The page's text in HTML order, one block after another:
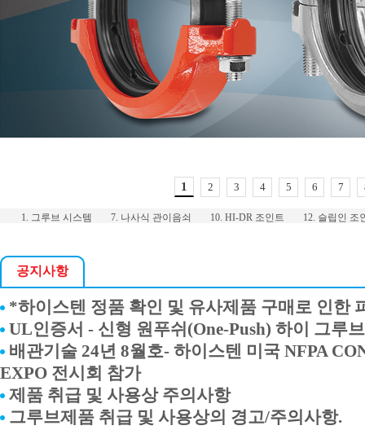
1 2 3 4 5 6 7
1. 그루브 시스템 7. 나사식 관이음쇠 10. HI-DR 조인트 12. 슬립인 조
공지사항
*하이스텐 정품 확인 및 유사제품 구매로 인한
UL인증서 - 신형 원푸쉬(One-Push) 하이 그루
배관기술 24년 8월호- 하이스텐 미국 NFPA
EXPO 전시회 참가
제품 취급 및 사용상 주의사항
그루브제품 취급 및 사용상의 경고/주의사항.